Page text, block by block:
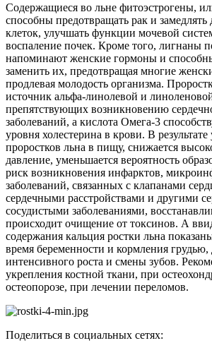
Содержащиеся во льне фитоэстрогены,
способны предотвращать рак и замедлять
клеток, улучшать функции мочевой
воспаление почек. Кроме того, лигнаны
напоминают женские гормоны и
заменить их, предотвращая многие
продлевая молодость организма.
источник альфа-линолевой и
препятствующих возникновению
заболеваний, а кислота Омега-3
уровня холестерина в крови. В
проростков льна в пищу, снижается
давление, уменьшается вероятность
риск возникновения инфарктов,
заболеваний, связанных с клапанами
сердечными расстройствами и другими
сосудистыми заболеваниями,
происходит очищение от токсинов. А
содержания кальция ростки льна
время беременности и кормления грудью,
интенсивного роста и смены зубов.
укрепления костной ткани, при
остеопорозе, при лечении переломов.
Поделиться в социальных сетях: